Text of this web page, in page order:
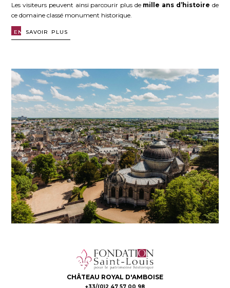
Les visiteurs peuvent ainsi parcourir plus de mille ans d’histoire de
ce domaine classé monument historique.
EN SAVOIR PLUS
CHÂTEAU ROYAL D'AMBOISE